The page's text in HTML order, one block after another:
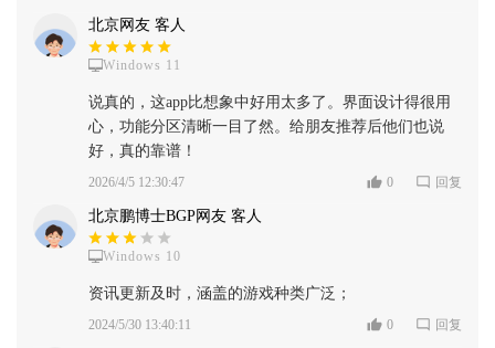
北京网友 客人
Windows 11
说真的，这app比想象中好用太多了。界面设计得很用
心，功能分区清晰一目了然。给朋友推荐后他们也说
好，真的靠谱！
2026/4/5 12:30:47 0 回复
北京鹏博士BGP网友 客人
Windows 10
资讯更新及时，涵盖的游戏种类广泛；
2024/5/30 13:40:11 0 回复